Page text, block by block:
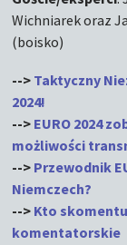
Wichniarek oraz
(boisko)
--> Taktyczny
2024!
--> EURO 2024
możliwości
--> Przewodnik
Niemczech?
--> Kto
komentatorskie